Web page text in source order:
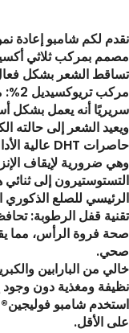
نقدم لكم شامبو إعادة
تساقط الشعر بشكل
سريريًا أنه يعمل بشكل
ويعيد الشعر إلى حالته
وهي ضرورية لإيقاف
الرئيسي للصلع الذكوري
تقنية قفل الرطوبة:
صحة فروة الرأس، مما
صحي.
خالي من البارابين
نظيفة ومغذية دون
على الأقل.